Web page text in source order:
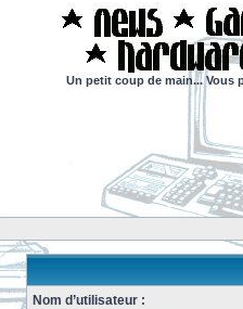
Un petit coup de main... Vous
Nom d’utilisateur :